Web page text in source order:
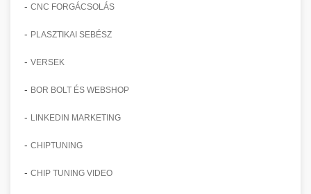
- CNC FORGÁCSOLÁS
- PLASZTIKAI SEBÉSZ
- VERSEK
- BOR BOLT ÉS WEBSHOP
- LINKEDIN MARKETING
- CHIPTUNING
- CHIP TUNING VIDEO